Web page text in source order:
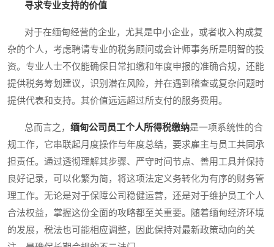
寻求专业支持的价值
对于在缅甸经营的企业，尤其是中小企业，或者收入构成复
杂的个人，考虑聘请专业的税务顾问或会计师事务所是明智的投
资。专业人士不仅能确保日常扣缴和年度申报的准确合规，还能
提供税务筹划建议，识别潜在风险，并在遇到稽查或复杂问题时
提供代表和支持。其价值远远超过所支付的服务费用。
总而言之， 缅甸公司员工个人所得税缴纳是一项系统性的合
规工作，它串联起月度操作与年度总结，要求雇主与员工共同承
担责任。通过透彻理解其步骤、严守时间节点、善用工具并保持
良好记录，可以化繁为简，将这项法定义务转化为有序的财务管
理工作。无论是对于保障公司稳健运营，还是对于维护员工个人
合法权益，掌握这份全面的攻略都至关重要。随着缅甸经济环境
的发展，税法也可能相应调整，因此保持对最新政策动向的关